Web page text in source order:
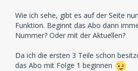
Wie ich sehe, gibt es auf der Seite
Funktion. Beginnt das Abo dann
Nummer? Oder mit der Aktuellen?
Da ich die ersten 3 Teile schon
das Abo mit Folge 1 beginnen